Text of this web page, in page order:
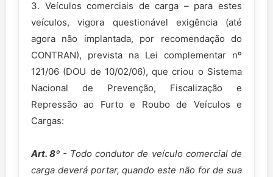
3. Veículos comerciais de carga – para estes
veículos, vigora questionável exigência (até
agora não implantada, por recomendação do
CONTRAN), prevista na Lei complementar nº
121/06 (DOU de 10/02/06), que criou o Sistema
Nacional de Prevenção, Fiscalização e
Repressão ao Furto e Roubo de Veículos e
Cargas:
Art. 8º - Todo condutor de veículo comercial de
carga deverá portar, quando este não for de sua